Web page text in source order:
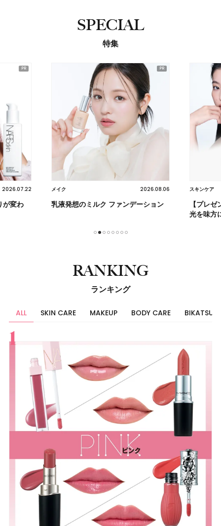
SPECIAL
特集
2026.08.06
ション
スキンケア 2026.07.22
【プレゼント】不要な角質をオフして
スキンケア
毎日の
のままに
RANKING
ランキング
ALL SKIN CARE MAKEUP BODY CARE BIKATSU
すべて
スキンケア
メイク
ボディケア
美活
ヘア
ライフスタイル
ビューティーズ